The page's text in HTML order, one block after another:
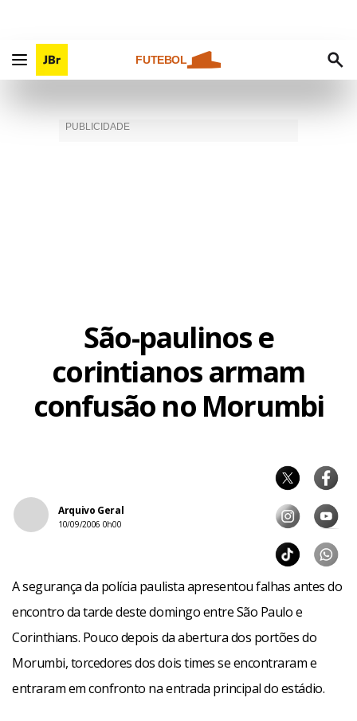
FUTEBOL
São-paulinos e
corintianos armam
confusão no Morumbi
Arquivo Geral
10/09/2006 0h00
A segurança da polícia paulista apresentou falhas antes do
encontro da tarde deste domingo entre São Paulo e
Corinthians. Pouco depois da abertura dos portões do
Morumbi, torcedores dos dois times se encontraram e
entraram em confronto na entrada principal do estádio.